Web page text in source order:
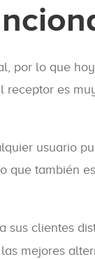
por lo que
receptor es
usuario
que también es
sus clientes
mejores